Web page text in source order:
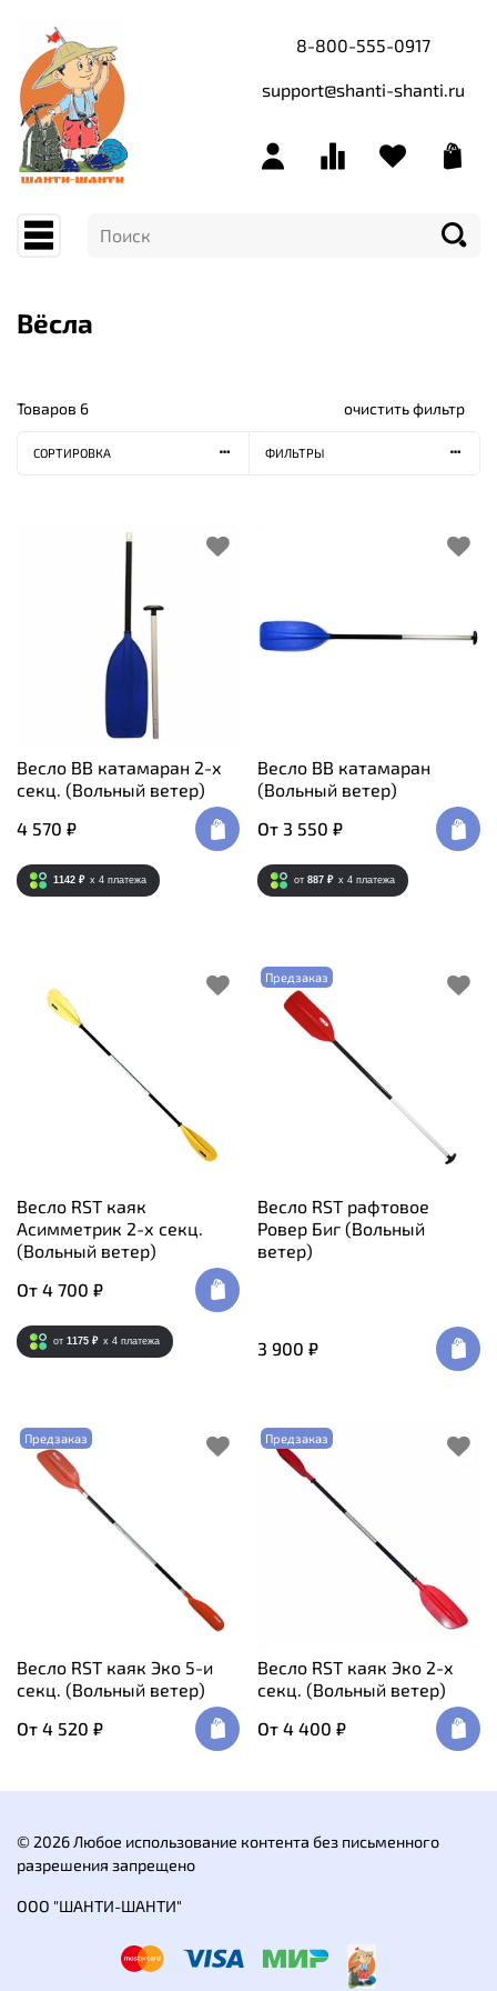
8-800-555-0917
support@shanti-shanti.ru
Вёсла
Товаров 6 очистить фильтр
СОРТИРОВКА ФИЛЬТРЫ
Весло ВВ катамаран 2-х
секц. (Вольный ветер)
4 570 ₽
1142 ₽ x 4 платежа
Весло ВВ катамаран
(Вольный ветер)
От 3 550 ₽
от 887 ₽ x 4 платежа
Весло RST каяк
Асимметрик 2-х секц.
(Вольный ветер)
От 4 700 ₽
от 1175 ₽ x 4 платежа
Предзаказ
Весло RST рафтовое
Ровер Биг (Вольный
ветер)
3 900 ₽
Предзаказ
Весло RST каяк Эко 5-и
секц. (Вольный ветер)
От 4 520 ₽
Предзаказ
Весло RST каяк Эко 2-х
секц. (Вольный ветер)
От 4 400 ₽
© 2026 Любое использование контента без письменного
разрешения запрещено
ООО "ШАНТИ-ШАНТИ"